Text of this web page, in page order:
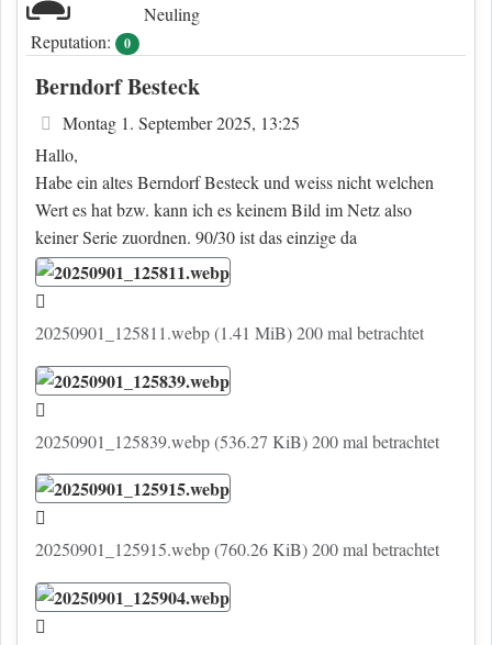
Neuling
Reputation:
0
Berndorf Besteck
Beitrag
Montag 1. September 2025, 13:25
Hallo,
Habe ein altes Berndorf Besteck und weiss nicht welchen
Wert es hat bzw. kann ich es keinem Bild im Netz also
keiner Serie zuordnen. 90/30 ist das einzige da
20250901_125811.webp (1.41 MiB) 200 mal betrachtet
20250901_125839.webp (536.27 KiB) 200 mal betrachtet
20250901_125915.webp (760.26 KiB) 200 mal betrachtet